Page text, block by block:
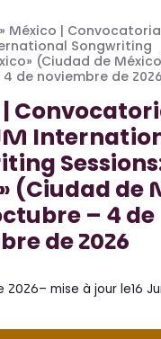
» México |
Songwriting
(Ciudad de
de noviembre de 2026
|
(Ciudad de
– 4 de
de 2026
2026– mise à jour le16